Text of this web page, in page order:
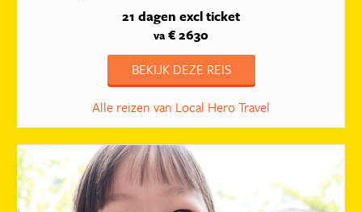
21 dagen excl ticket
va € 2630
BEKIJK DEZE REIS
Alle reizen van Local Hero Travel